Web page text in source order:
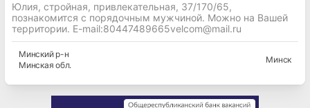
Юлия, стройная, привлекательная, 37/170/65,
познакомится с порядочным мужчиной. Можно на Вашей
территории. E-mail:80447489665velcom@mail.ru
Минскийр-н
Минская обл.
Минск